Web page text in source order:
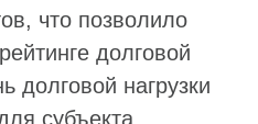
что позволило
долговой
долговой нагрузки
субъекта